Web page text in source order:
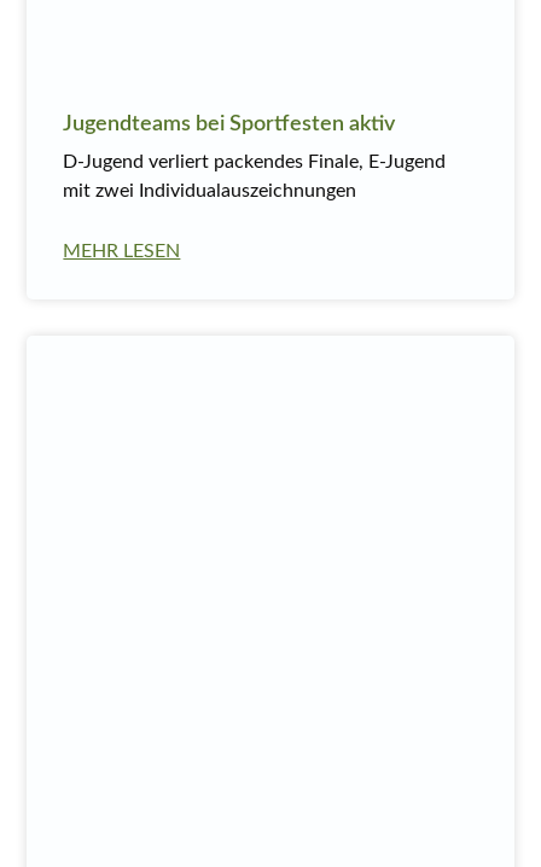
Jugendteams bei Sportfesten aktiv
D-Jugend verliert packendes Finale, E-Jugend
mit zwei Individualauszeichnungen
MEHR LESEN